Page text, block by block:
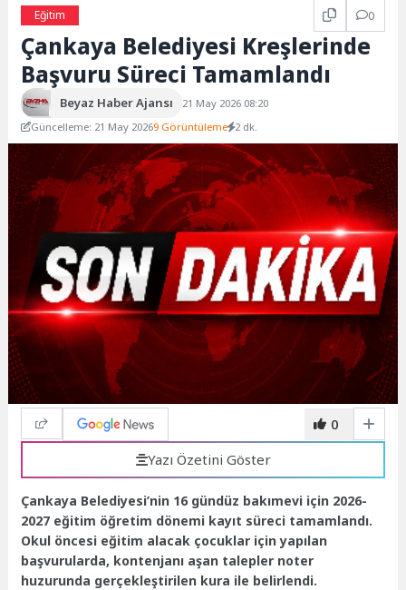
Eğitim
0
Çankaya Belediyesi Kreşlerinde
Başvuru Süreci Tamamlandı
Beyaz Haber Ajansı
21 May 2026 08:20
Güncelleme: 21 May 20269 Görüntüleme 2 dk.
0
Yazı Özetini Göster
Çankaya Belediyesi’nin 16 gündüz bakımevi için 2026-
2027 eğitim öğretim dönemi kayıt süreci tamamlandı.
Okul öncesi eğitim alacak çocuklar için yapılan
başvurularda, kontenjanı aşan talepler noter
huzurunda gerçekleştirilen kura ile belirlendi.